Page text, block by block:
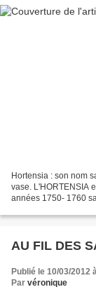
Hortensia : son nom
vase. L'HORTENSIA
années 1750- 1760
AU FIL DES
Publié le 10/03/2012
Par véronique